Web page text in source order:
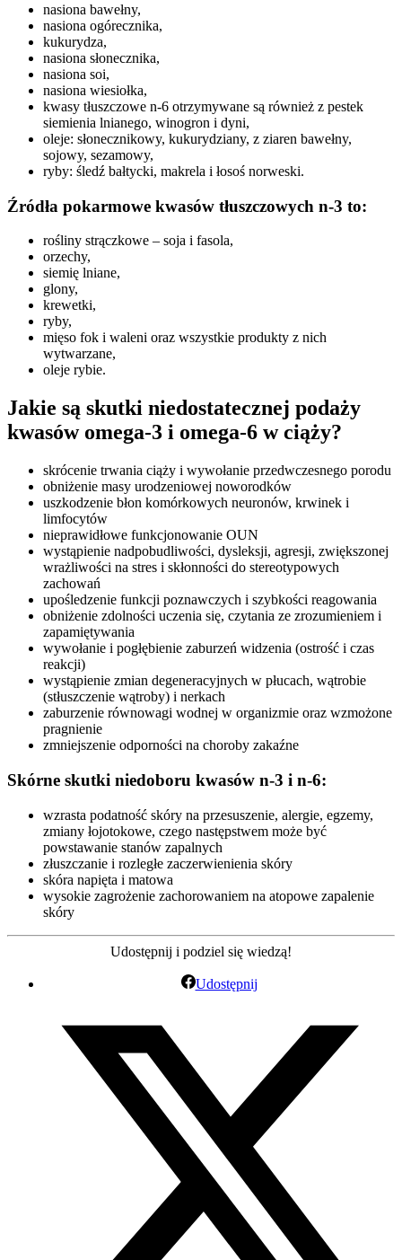
nasiona bawełny,
nasiona ogórecznika,
kukurydza,
nasiona słonecznika,
nasiona soi,
nasiona wiesiołka,
kwasy tłuszczowe n-6 otrzymywane są również z pestek
siemienia lnianego, winogron i dyni,
oleje: słonecznikowy, kukurydziany, z ziaren bawełny,
sojowy, sezamowy,
ryby: śledź bałtycki, makrela i łosoś norweski.
Źródła pokarmowe kwasów tłuszczowych n-3 to:
rośliny strączkowe – soja i fasola,
orzechy,
siemię lniane,
glony,
krewetki,
ryby,
mięso fok i waleni oraz wszystkie produkty z nich
wytwarzane,
oleje rybie.
Jakie są skutki niedostatecznej podaży
kwasów omega-3 i omega-6 w ciąży?
skrócenie trwania ciąży i wywołanie przedwczesnego porodu
obniżenie masy urodzeniowej noworodków
uszkodzenie błon komórkowych neuronów, krwinek i
limfocytów
nieprawidłowe funkcjonowanie OUN
wystąpienie nadpobudliwości, dysleksji, agresji, zwiększonej
wrażliwości na stres i skłonności do stereotypowych
zachowań
upośledzenie funkcji poznawczych i szybkości reagowania
obniżenie zdolności uczenia się, czytania ze zrozumieniem i
zapamiętywania
wywołanie i pogłębienie zaburzeń widzenia (ostrość i czas
reakcji)
wystąpienie zmian degeneracyjnych w płucach, wątrobie
(stłuszczenie wątroby) i nerkach
zaburzenie równowagi wodnej w organizmie oraz wzmożone
pragnienie
zmniejszenie odporności na choroby zakaźne
Skórne skutki niedoboru kwasów n-3 i n-6:
wzrasta podatność skóry na przesuszenie, alergie, egzemy,
zmiany łojotokowe, czego następstwem może być
powstawanie stanów zapalnych
złuszczanie i rozległe zaczerwienienia skóry
skóra napięta i matowa
wysokie zagrożenie zachorowaniem na atopowe zapalenie
skóry
Udostępnij i podziel się wiedzą!
Udostępnij